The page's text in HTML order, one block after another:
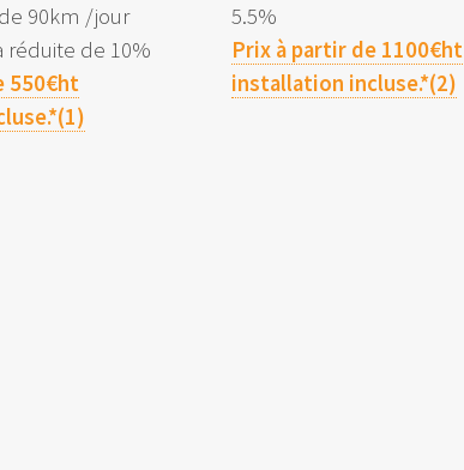
90km /jour
réduite de 10%
550€ht
5.5%
Prix à partir de 1100€ht
installation incluse.*(2)